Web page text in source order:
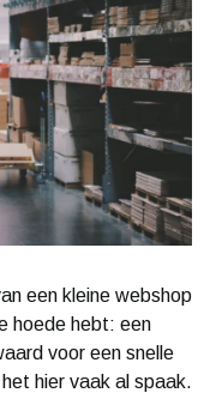
een kleine webshop
hoede hebt: een
voor een snelle
hier vaak al spaak.